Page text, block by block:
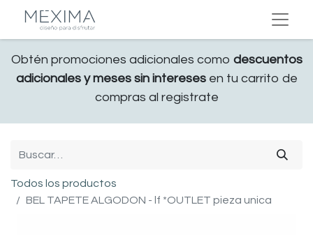
Obtén promociones adicionales como descuentos
adicionales y meses sin interesesen tu carrito de
compras al registrate
Todos los productos
BEL TAPETE ALGODON - lf *OUTLET pieza unica